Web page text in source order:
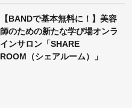
【BANDで基本無料に！】美容
師のための新たな学び場オンラ
インサロン「SHARE
ROOM（シェアルーム）」